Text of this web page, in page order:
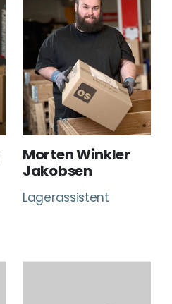
Morten Winkler
Jakobsen
Lagerassistent